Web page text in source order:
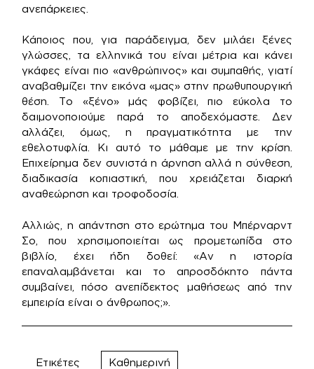
ανεπάρκειες.
Κάποιος που, για παράδειγμα, δεν μιλάει ξένες
γλώσσες, τα ελληνικά του είναι μέτρια και κάνει
γκάφες είναι πιο «ανθρώπινος» και συμπαθής, γιατί
αναβαθμίζει την εικόνα «μας» στην πρωθυπουργική
θέση. Το «ξένο» μάς φοβίζει, πιο εύκολα το
δαιμονοποιούμε παρά το αποδεχόμαστε. Δεν
αλλάζει, όμως, η πραγματικότητα με την
εθελοτυφλία. Κι αυτό το μάθαμε με την κρίση.
Επιχείρημα δεν συνιστά η άρνηση αλλά η σύνθεση,
διαδικασία κοπιαστική, που χρειάζεται διαρκή
αναθεώρηση και τροφοδοσία.
Αλλιώς, η απάντηση στο ερώτημα του Μπέρναρντ
Σο, που χρησιμοποιείται ως προμετωπίδα στο
βιβλίο, έχει ήδη δοθεί: «Αν η ιστορία
επαναλαμβάνεται και το απροσδόκητο πάντα
συμβαίνει, πόσο ανεπίδεκτος μαθήσεως από την
εμπειρία είναι ο άνθρωπος;».
Ετικέτες Καθημερινή